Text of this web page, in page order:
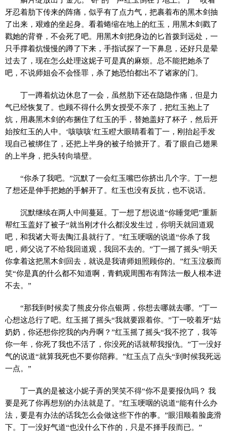
牙忍着肋下传来的阵痛，似乎有了点力气，把裹着布的黑木剑抽
了出来，艰难的坐起身。看着蜷缩在地上的红玉，用黑木剑戳了
戳她的背脊，不会死了吧。用黑木剑把身边的匕首拨到远处，一
只手撑着炕慢慢的蹲了下来，手指试探了一下鼻息，还好只是晕
过去了，现在怎么处理这妮子可是真的麻烦。总不能把她杀了
吧，不说师姐会不会怪罪，杀了她恐怕都出不了诸家的门。
丁一蹲着炕边休息了一会，虽然肋下还在隐隐作痛，但是力
气已经恢复了。也顾不得什么男女授受不亲了，把红玉抱上了
炕，用裹黑木剑的布捆住了红玉的手，替她盖好了杯子，然后开
始按红玉的人中。‘咳咳咳’红玉瞪大眼睛看着丁一，刚抬起手发
现自己被绑住了，还把上半身的被子给掀开了。看了眼自己翅果
的上半身，把头转向墙壁。
“你杀了我吧。”沉默了一会红玉嘴巴你挤出几个字。丁一想
了想还是伸手把她的手解开了。红玉也没有反抗，也不说话。
沉默继续在两人中间蔓延。丁一想了想说道“你睡觉吧”重新
帮红玉盖好了被子“就当刚才什么都没发生过，你明天就回道观
吧，和我诸大哥去陶江县就行了。”红玉哽咽的说道“你杀了我
吧，师父说了不给我回道观，我回不去的。”丁一摇了摇头“明天
你拿着这把黑木剑回去，就说是我请师姐照顾你的。”红玉泣极而
笑“你是真的什么都不知道啊，青鹤观周围布有阵法一般人根本进
不去。”
“那我到时候卖了熊皮分你点银两，你想去哪就去哪。”丁一
心想这总行了吧。红玉摇了摇头“我就要跟着你。”丁一咬着牙“姑
奶奶，你还想你挖我的内丹啊？”红玉摇了摇头“我不挖了，我等
你一年，你死了我也不活了，你没死的话就帮我报仇。”丁一没好
气的说道“就算我死也不要你陪葬。”红玉点了点头“到时候我死远
一点。”
丁一真的是被这小妮子弄的哭笑不得“你不是要报仇吗？ 我
要是死了你再想别的办法就是了。”红玉哽咽的说道“能有什么办
法，要是有办法的话我怎么会做这些下作的事。”眼泪顺着脸庞滑
下。丁一没好气道“也没什么下作的，只是不择手段而已。”